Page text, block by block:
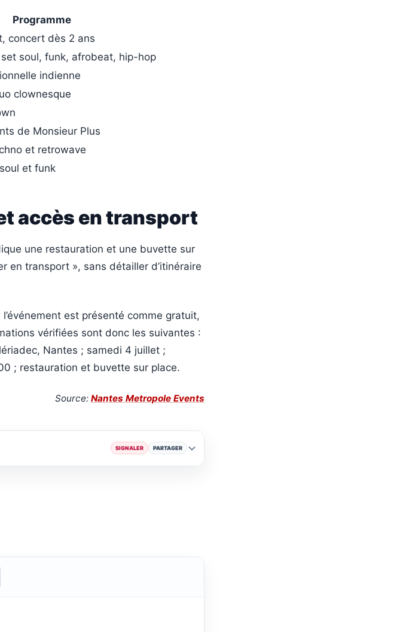
Programme
concert dès 2 ans
soul, funk, afrobeat, hip-hop
indienne
clownesque
de Monsieur Plus
et retrowave
et funk
accès en transport
une restauration et une buvette sur
en transport », sans détailler d’itinéraire
est présenté comme gratuit,
vérifiées sont donc les suivantes :
Nantes ; samedi 4 juillet ;
; restauration et buvette sur place.
Source: Nantes Metropole Events
SIGNALER PARTAGER